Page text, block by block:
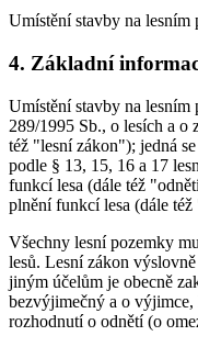
Umístění stavby na lesním
4. Základní
Umístění stavby na lesním
289/1995 Sb., o lesích a o
též "lesní zákon"); jedná
podle § 13, 15, 16 a 17
funkcí lesa (dále též
plnění funkcí lesa (dále
Všechny lesní pozemky
lesů. Lesní zákon
jiným účelům je obecně
bezvýjimečný a o výjimce,
rozhodnutí o odnětí (o